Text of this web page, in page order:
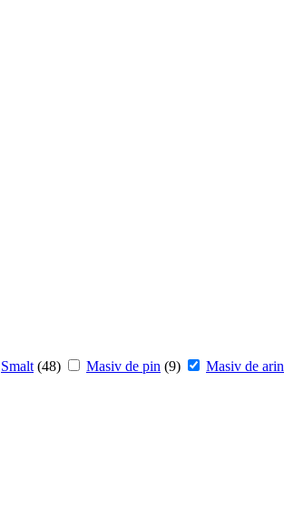
Smalt (48) Masiv de pin (9) Masiv de arin